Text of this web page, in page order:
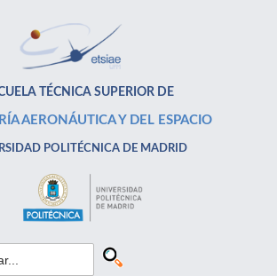
TÉCNICA SUPERIOR DE
AERONÁUTICA Y DEL ESPACIO
POLITÉCNICA DE MADRID